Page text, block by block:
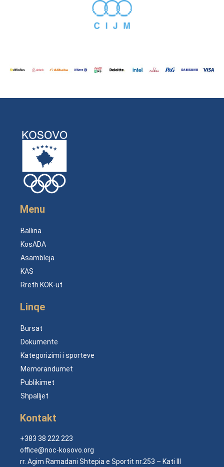
Menu
Ballina
KosADA
Asambleja
KAS
Rreth KOK-ut
Linqe
Bursat
Dokumente
Kategorizimi i sporteve
Memorandumet
Publikimet
Shpalljet
Kontakt
+383 38 222 223
office@noc-kosovo.org
rr. Agim Ramadani Shtepia e Sportit nr.253 – Kati III